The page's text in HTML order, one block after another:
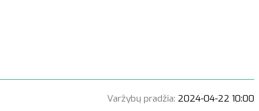
Varžybų pradžia: 2024-04-22 10:00